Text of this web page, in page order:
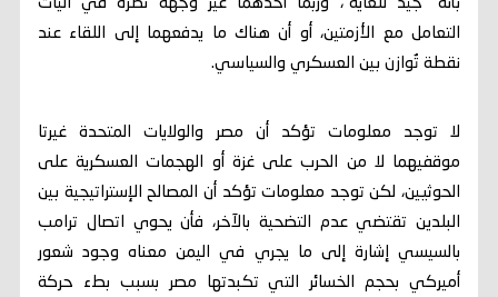
بأنه “جيد للغاية”، وربما أحدهما غيّر وجهة نظره في آليات
التعامل مع الأزمتين، أو أن هناك ما يدفعهما إلى اللقاء عند
نقطة تُوازن بين العسكري والسياسي.
لا توجد معلومات تؤكد أن مصر والولايات المتحدة غيرتا
موقفيهما لا من الحرب على غزة أو الهجمات العسكرية على
الحوثيين، لكن توجد معلومات تؤكد أن المصالح الإستراتيجية بين
البلدين تقتضي عدم التضحية بالآخر، فأن يحوي اتصال ترامب
بالسيسي إشارة إلى ما يجري في اليمن معناه وجود شعور
أميركي بحجم الخسائر التي تكبدتها مصر بسبب بطء حركة